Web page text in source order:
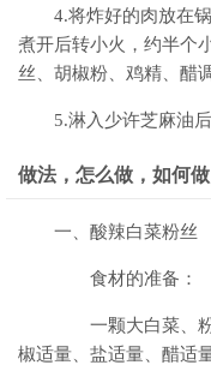
4.将炸好的肉放在
煮开后转小火，约半个
丝、胡椒粉、鸡精、醋
5.淋入少许芝麻油
做法，怎么做，如何
一、酸辣白菜粉丝
食材的准备：
一颗大白菜、粉
椒适量、盐适量、醋适